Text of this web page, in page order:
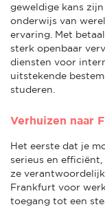
geweldige kans
onderwijs van
ervaring. Met
sterk openbaar
diensten voor
uitstekende
studeren.
Verhuizen naar
Het eerste dat je
serieus en
ze
Frankfurt voor
toegang tot een